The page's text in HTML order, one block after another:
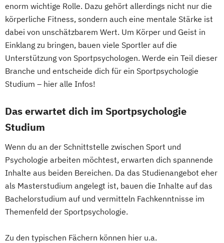
enorm wichtige Rolle. Dazu gehört allerdings nicht nur die
körperliche Fitness, sondern auch eine mentale Stärke ist
dabei von unschätzbarem Wert. Um Körper und Geist in
Einklang zu bringen, bauen viele Sportler auf die
Unterstützung von Sportpsychologen. Werde ein Teil dieser
Branche und entscheide dich für ein Sportpsychologie
Studium – hier alle Infos!
Das erwartet dich im Sportpsychologie
Studium
Wenn du an der Schnittstelle zwischen Sport und
Psychologie arbeiten möchtest, erwarten dich spannende
Inhalte aus beiden Bereichen. Da das Studienangebot eher
als Masterstudium angelegt ist, bauen die Inhalte auf das
Bachelorstudium auf und vermitteln Fachkenntnisse im
Themenfeld der Sportpsychologie.
Zu den typischen Fächern können hier u.a.